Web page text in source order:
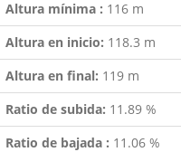
Altura mínima : 116 m
Altura en inicio: 118.3 m
Altura en final: 119 m
Ratio de subida: 11.89 %
Ratio de bajada : 11.06 %